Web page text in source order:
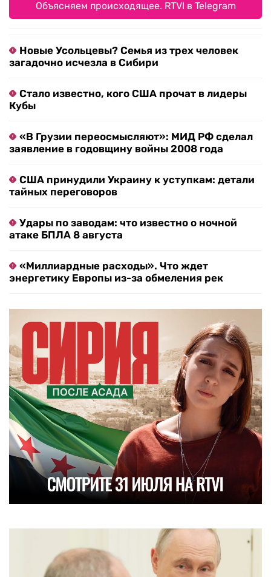
Объясняем происходящее. RTVI в Telegram
Новые Усольцевы? Семья из трех человек
загадочно исчезла в Сибири
Стало известно, кого США прочат в лидеры
Кубы
«В Грузии переосмысляют»: МИД РФ сделал
заявление в годовщину войны 2008 года
США принудили Украину к уступкам: детали
тайных переговоров
Удары по заводам: что известно о ночной
атаке БПЛА 8 августа
«Миллиардные расходы». Что ждет
энергетику Европы из-за обмеления рек